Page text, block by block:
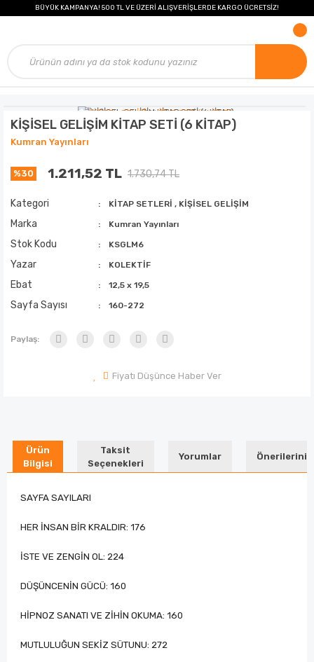
BÜYÜK KAMPANYA! 500 TL VE ÜZERİ ALIŞVERİŞLERDE KARGO ÜCRETSİZ!
KİŞİSEL GELİŞİM KİTAP SETİ (6 KİTAP)
Kumran Yayınları
%30 1.211,52 TL 1.730,74 TL
Kategori KİTAP SETLERİ , KİŞİSEL GELİŞİM
Marka Kumran Yayınları
Stok Kodu KSGLM6
Yazar KOLEKTİF
Ebat 12,5 x 19,5
Sayfa Sayısı 160-272
Paylaş:
Fiyatı Düşünce Haber Ver
Ürün
Bilgisi
Taksit
Seçenekleri
Yorumlar Önerileriniz
SAYFA SAYILARI
HER İNSAN BİR KRALDIR: 176
İSTE VE ZENGİN OL: 224
DÜŞÜNCENİN GÜCÜ: 160
HİPNOZ SANATI VE ZİHİN OKUMA: 160
MUTLULUĞUN SEKİZ SÜTUNU: 272